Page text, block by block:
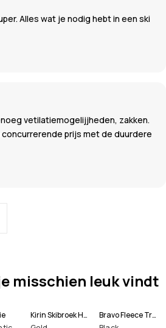
Alles wat je nodig hebt in een ski
vetilatiemogelijjheden, zakken.
prijs met de duurdere
misschien leuk vindt
Kirin Skibroek Heren
Bravo Fleece Trui Heren